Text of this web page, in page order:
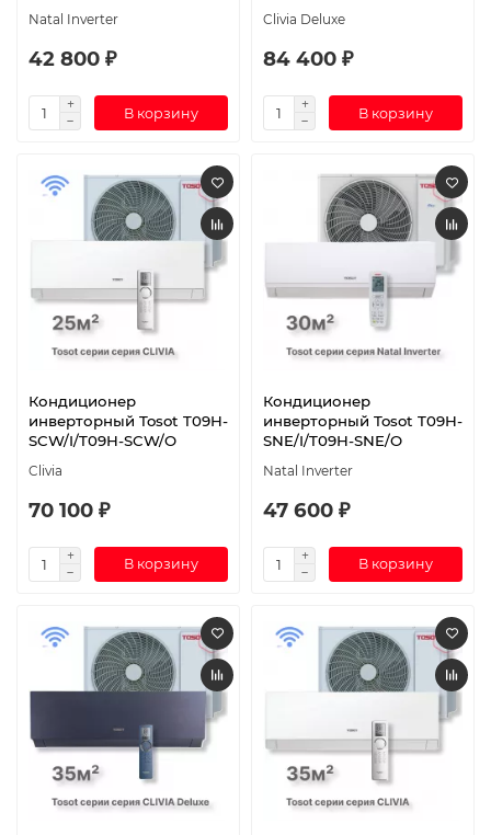
Natal Inverter
42 800 ₽
В корзину
Clivia Deluxe
84 400 ₽
В корзину
Кондиционер
инверторный Tosot T09H-
SCW/I/T09H-SCW/O
Clivia
70 100 ₽
В корзину
Кондиционер
инверторный Tosot T09H-
SNE/I/T09H-SNE/O
Natal Inverter
47 600 ₽
В корзину